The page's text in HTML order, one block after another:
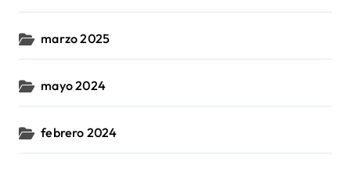
marzo 2025
mayo 2024
febrero 2024